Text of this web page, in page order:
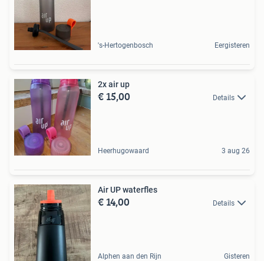
's-Hertogenbosch Eergisteren
2x air up
€ 15,00 Details
Heerhugowaard 3 aug 26
Air UP waterfles
€ 14,00 Details
Alphen aan den Rijn Gisteren